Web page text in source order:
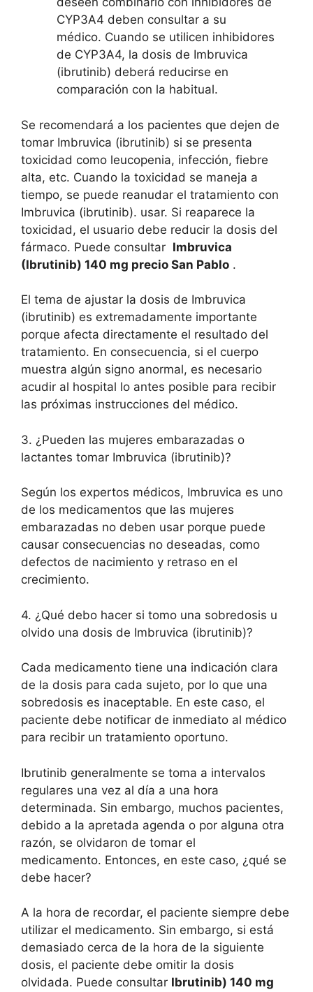
CYP3A4 deben consultar a su
médico. Cuando se utilicen inhibidores
de CYP3A4, la dosis de Imbruvica
(ibrutinib) deberá reducirse en
comparación con la habitual.
Se recomendará a los pacientes que dejen de
tomar Imbruvica (ibrutinib) si se presenta
toxicidad como leucopenia, infección, fiebre
alta, etc. Cuando la toxicidad se maneja a
tiempo, se puede reanudar el tratamiento con
Imbruvica (ibrutinib). usar. Si reaparece la
toxicidad, el usuario debe reducir la dosis del
fármaco. Puede consultar Imbruvica
(Ibrutinib) 140 mg precio San Pablo .
El tema de ajustar la dosis de Imbruvica
(ibrutinib) es extremadamente importante
porque afecta directamente el resultado del
tratamiento. En consecuencia, si el cuerpo
muestra algún signo anormal, es necesario
acudir al hospital lo antes posible para recibir
las próximas instrucciones del médico.
3. ¿Pueden las mujeres embarazadas o
lactantes tomar Imbruvica (ibrutinib)?
Según los expertos médicos, Imbruvica es uno
de los medicamentos que las mujeres
embarazadas no deben usar porque puede
causar consecuencias no deseadas, como
defectos de nacimiento y retraso en el
crecimiento.
4. ¿Qué debo hacer si tomo una sobredosis u
olvido una dosis de Imbruvica (ibrutinib)?
Cada medicamento tiene una indicación clara
de la dosis para cada sujeto, por lo que una
sobredosis es inaceptable. En este caso, el
paciente debe notificar de inmediato al médico
para recibir un tratamiento oportuno.
Ibrutinib generalmente se toma a intervalos
regulares una vez al día a una hora
determinada. Sin embargo, muchos pacientes,
debido a la apretada agenda o por alguna otra
razón, se olvidaron de tomar el
medicamento. Entonces, en este caso, ¿qué se
debe hacer?
A la hora de recordar, el paciente siempre debe
utilizar el medicamento. Sin embargo, si está
demasiado cerca de la hora de la siguiente
dosis, el paciente debe omitir la dosis
olvidada. Puede consultar Ibrutinib) 140 mg